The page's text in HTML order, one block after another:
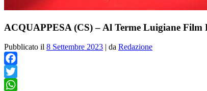
ACQUAPPESA (CS) – Al Terme Luigiane
Pubblicato il 8 Settembre 2023 | da Redazione
Facebook
Twitter